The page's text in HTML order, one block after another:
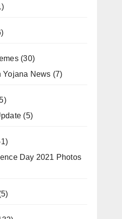
(30)
Yojana News (7)
(5)
Day 2021 Photos